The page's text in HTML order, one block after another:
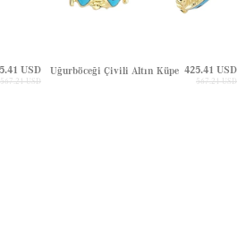
USD
567.21 USD
Uğurböceği Çivili Altın Küpe 425.41 USD
567.21 USD